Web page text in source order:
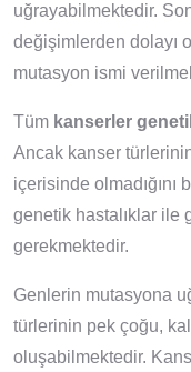
uğrayabilmektedir.
değişimlerden dolayı
mutasyon ismi
Tüm kanserler
Ancak kanser
içerisinde olmadığını
genetik hastalıklar ile
gerekmektedir.
Genlerin mutasyona
türlerinin pek çoğu,
oluşabilmektedir.